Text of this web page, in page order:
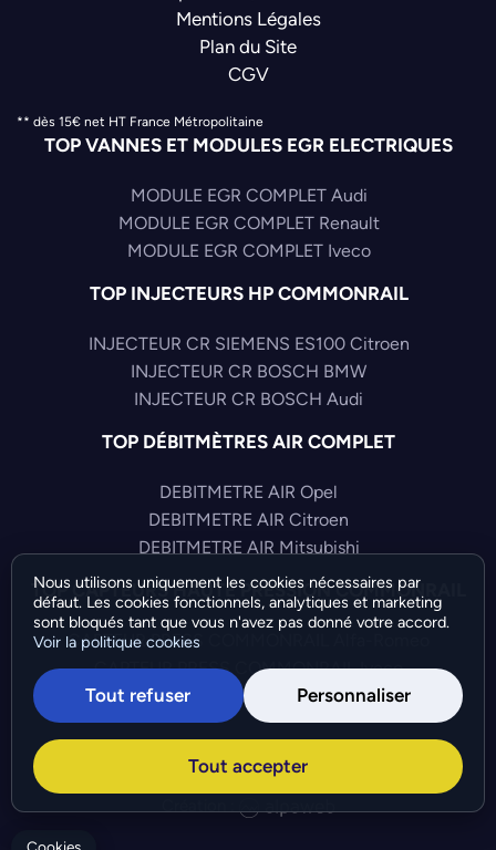
Mentions Légales
Plan du Site
CGV
** dès 15€ net HT France Métropolitaine
TOP VANNES ET MODULES EGR ELECTRIQUES
MODULE EGR COMPLET Audi
MODULE EGR COMPLET Renault
MODULE EGR COMPLET Iveco
TOP INJECTEURS HP COMMONRAIL
INJECTEUR CR SIEMENS ES100 Citroen
INJECTEUR CR BOSCH BMW
INJECTEUR CR BOSCH Audi
TOP DÉBITMÈTRES AIR COMPLET
DEBITMETRE AIR Opel
DEBITMETRE AIR Citroen
DEBITMETRE AIR Mitsubishi
TOP CAPTEURS HAUTE PRESSION COMMONRAIL
CAPTEUR PRESS COMMONRAIL Alfa-Romeo
CAPTEUR PRESS COMMONRAIL Iveco
CAPTEUR PRESS COMMONRAIL Audi
©Bresch SAS - Copyright 2026 - Tous droits réservés -
Préférences de cookies-Gérer mes cookies
Nous utilisons uniquement les cookies nécessaires par
défaut. Les cookies fonctionnels, analytiques et marketing
sont bloqués tant que vous n'avez pas donné votre accord.
Voir la politique cookies
Tout refuser Personnaliser
Tout accepter